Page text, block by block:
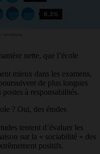
nette, que l’école
mieux dans les examens,
de plus longues
à responsabilités.
? Oui, des études
tentent d’évaluer les
sur la « sociabilité » des
positifs.